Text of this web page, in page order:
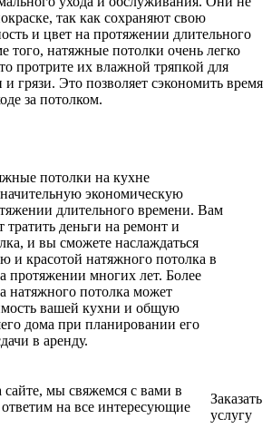
так как сохраняют свою
и цвет на протяжении длительного
того, натяжные потолки очень легко
протрите их влажной тряпкой для
грязи. Это позволяет сэкономить время
за потолком.
потолки на кухне
экономическую
длительного времени. Вам
тратить деньги на ремонт и
и вы сможете наслаждаться
и красотой натяжного потолка в
протяжении многих лет. Более
натяжного потолка может
вашей кухни и общую
дома при планировании его
в аренду.
мы свяжемся с вами в
на все интересующие
Заказать
услугу